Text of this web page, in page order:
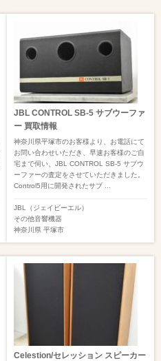
JBL CONTROL SB-5 サブウーファ
ー 買取情報
神奈川県平塚市のお客様より、お電話にて
お問い合わせいただき、早速お客様のご自
宅まで伺い、JBL CONTROL SB-5 サブウ
ーファーの査定をさせていただきました。
Control5用に開発されたサブ ...
JBL（ジェイビーエル）
その他音響機器
神奈川県 平塚市
Celestion/セレッション スピーカー